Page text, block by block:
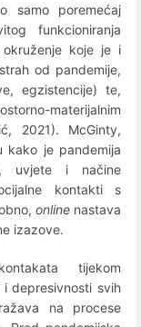
samo poremećaj
funkcioniranja
koje je i
od pandemije,
egzistencije) te,
materijalnim
2021). McGinty,
kako je pandemija
uvjete i načine
kontakti s
online nastava
izazove.
tijekom
i depresivnosti svih
na procese